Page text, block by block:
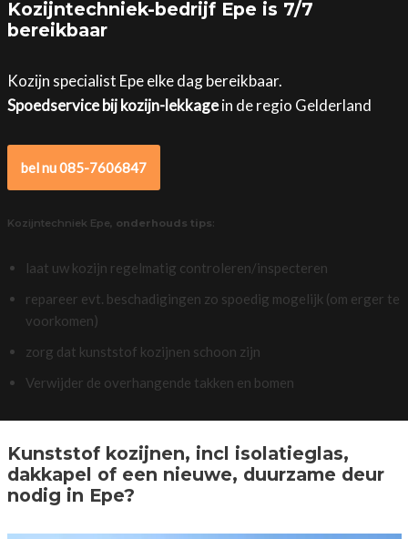
Kozijntechniek-bedrijf Epe is 7/7
bereikbaar
Kozijn specialist Epe elke dag bereikbaar.
Spoedservice bij kozijn-lekkagein de regio Gelderland
bel nu 085-7606847
Kozijntechniek Epe, onderhouds tips:
laat uw kozijn regelmatig controleren/inspecteren
repareer evt. beschadigingen zo spoedig mogelijk (om erger te
voorkomen)
zorg dat kunststof kozijnen schoon zijn
Verwijder de overhangende takken en bomen
Kunststof kozijnen, incl isolatieglas,
dakkapel of een nieuwe, duurzame deur
nodig in Epe?